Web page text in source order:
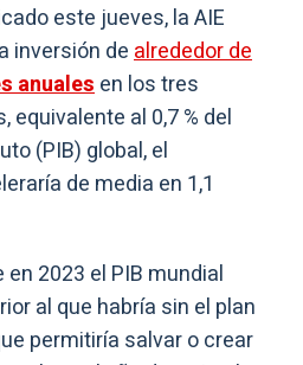
este jueves, la AIE
inversión dealrededor de
anualesen los tres
al 0,7 % del
(PIB) global, el
de media en 1,1
2023 el PIB mundial
al que habría sin el plan
permitiría salvar o crear